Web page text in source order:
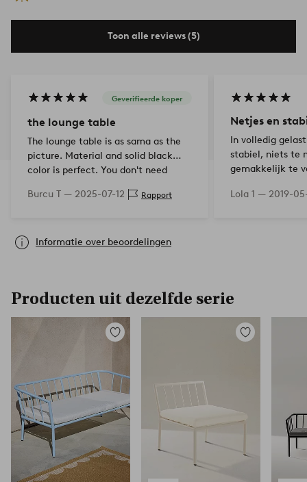
Toon alle reviews (5)
Geverifieerde koper
the lounge table
The lounge table is as sama as the
picture. Material and solid black
color is perfect. You don't need
Burcu T — 2025-07-12 Rapport
Netjes en
In volledig
stabiel, niets te
gemakkelijk te
Lola 1 — 2019-
Informatie over beoordelingen
Producten uit dezelfde serie
Toevoegen
Toevoegen